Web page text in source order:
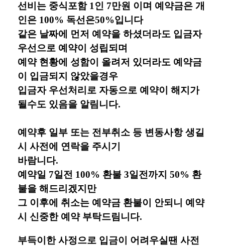
선비는 중식포함 1인 7만원 이며 예약금은 개
인은 100% 독선은50%입니다
같은 날짜에 먼저 예약을 하셨더라도 입금자
우선으로 예약이 성립되며
예약 현황에 성함이 올려저 있더라도 예약금
이 입금되지 않았을경우
입금자 우선처리로 자동으로 예약이 해지가
될수도 있음을 알림니다.
예약후 일부 또는 전부취소 등 변동사항 생길
시 사전에 연락을 주시기
바람니다.
예약일 7일전 100% 환불 3일전까지 50% 환
불을 해드리겠지만
그 이후에 취소는 예약금 환불이 안되니 예약
시 신중한 예약 부탁드림니다.
부득이한 사정으로 입금이 어려우실땐 사전